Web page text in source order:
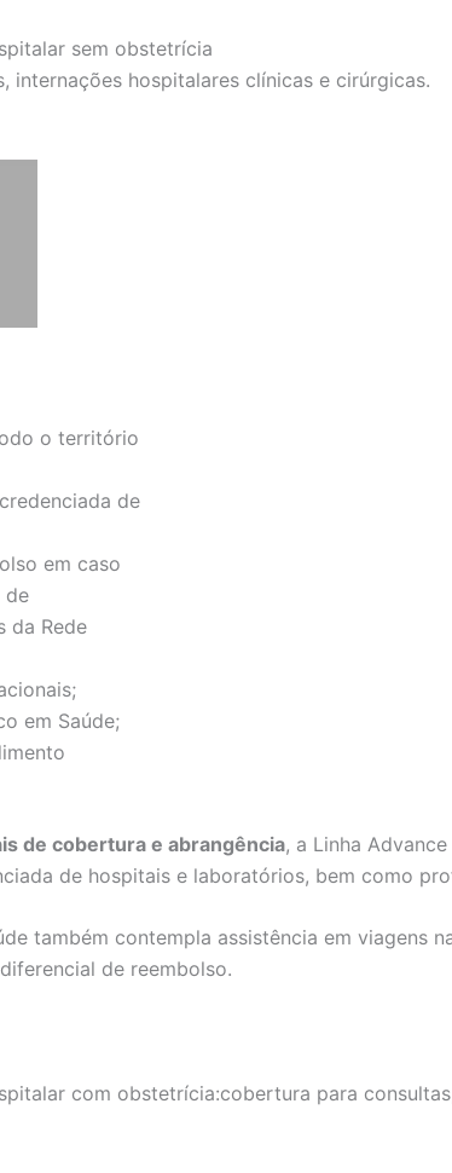
sem obstetrícia
internações hospitalares clínicas e cirúrgicas.
o território
de
em caso
de
da Rede
em Saúde;
de cobertura e abrangência, a Linha
de hospitais e laboratórios, bem como
também contempla assistência em viagens
de reembolso.
com obstetrícia:cobertura para